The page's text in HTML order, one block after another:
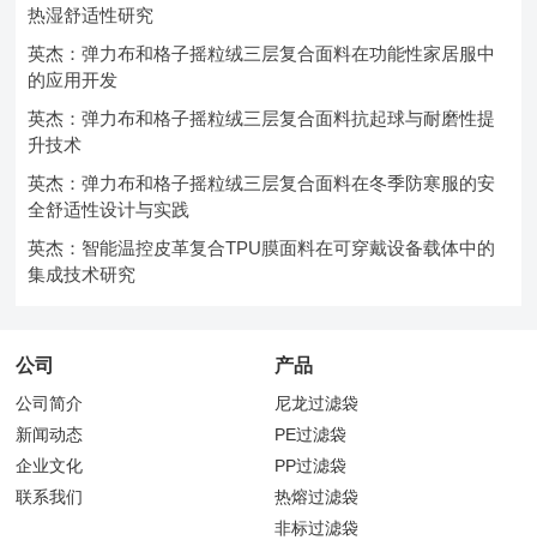
热湿舒适性研究
英杰：弹力布和格子摇粒绒三层复合面料在功能性家居服中
的应用开发
英杰：弹力布和格子摇粒绒三层复合面料抗起球与耐磨性提
升技术
英杰：弹力布和格子摇粒绒三层复合面料在冬季防寒服的安
全舒适性设计与实践
英杰：智能温控皮革复合TPU膜面料在可穿戴设备载体中的
集成技术研究
公司
公司简介
新闻动态
企业文化
联系我们
产品
尼龙过滤袋
PE过滤袋
PP过滤袋
热熔过滤袋
非标过滤袋